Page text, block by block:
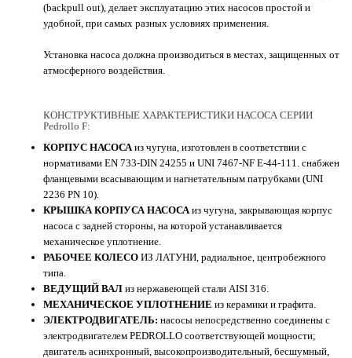
(backpull out), делает эксплуатацию этих насосов простой и
удобной, при самых разных условиях применения.
Установка насоса должна производиться в местах, защищенных от
атмосферного воздействия.
КОНСТРУКТИВНЫЕ ХАРАКТЕРИСТИКИ НАСОСА СЕРИИ
Pedrollo F:
КОРПУС НАСОСА из чугуна, изготовлен в соответствии с
нормативами EN 733-DIN 24255 и UNI 7467-NF Е-44-111. снабжен
фланцевыми всасывающим и нагнетательным патрубками (UNI
2236 PN 10).
КРЫШКА КОРПУСА НАСОСА из чугуна, закрывающая корпус
насоса с задней стороны, на которой устанавливается
механическое уплотнение.
РАБОЧЕЕ КОЛЕСО ИЗ ЛАТУНИ, радиальное, центробежного
типа.
ВЕДУЩИЙ ВАЛ из нержавеющей стали AISI 316.
МЕХАНИЧЕСКОЕ УПЛОТНЕНИЕ из керамики и графита.
ЭЛЕКТРОДВИГАТЕЛЬ: насосы непосредственно соединены с
электродвигателем PEDROLLO соответствующей мощности;
двигатель асинхронный, высокопроизводительный, бесшумный,